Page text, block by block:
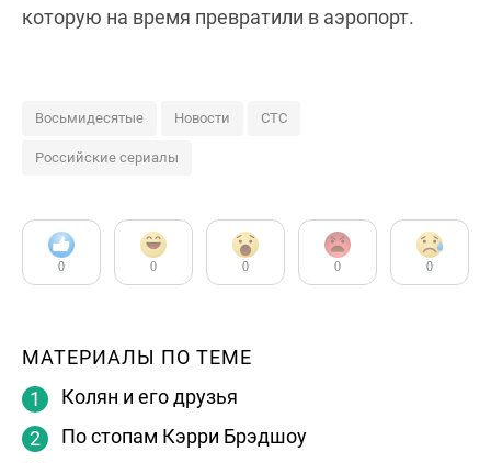
которую на время превратили в аэропорт.
Восьмидесятые Новости СТС
Российские сериалы
0 0 0 0 0
МАТЕРИАЛЫ ПО ТЕМЕ
Колян и его друзья
По стопам Кэрри Брэдшоу